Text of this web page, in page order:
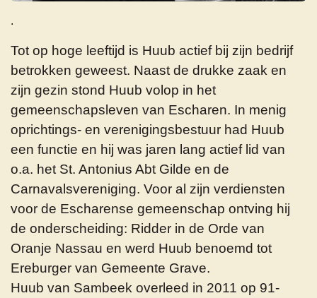
.
Tot op hoge leeftijd is Huub actief bij zijn bedrijf
betrokken geweest. Naast de drukke zaak en
zijn gezin stond Huub volop in het
gemeenschapsleven van Escharen. In menig
oprichtings- en verenigingsbestuur had Huub
een functie en hij was jaren lang actief lid van
o.a. het St. Antonius Abt Gilde en de
Carnavalsvereniging. Voor al zijn verdiensten
voor de Escharense gemeenschap ontving hij
de onderscheiding: Ridder in de Orde van
Oranje Nassau en werd Huub benoemd tot
Ereburger van Gemeente Grave.
Huub van Sambeek overleed in 2011 op 91-